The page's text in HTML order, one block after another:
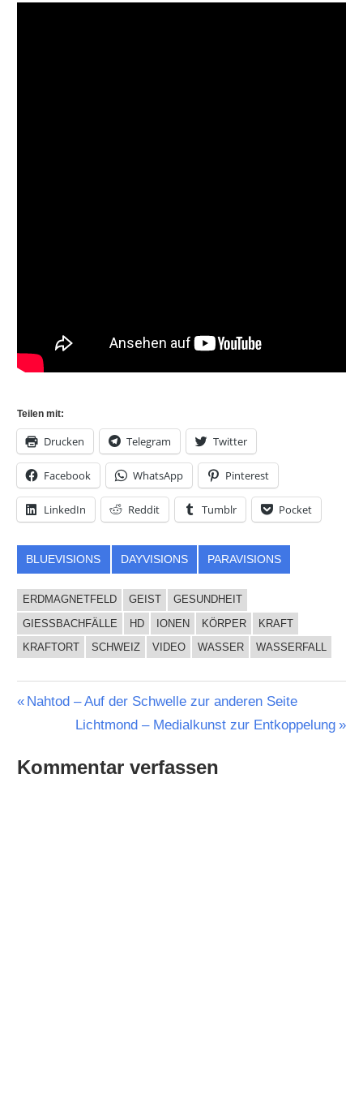
Teilen mit:
Drucken Telegram Twitter
Facebook WhatsApp Pinterest
LinkedIn Reddit Tumblr Pocket
BLUEVISIONS DAYVISIONS PARAVISIONS
ERDMAGNETFELD GEIST
GESUNDHEIT
GIESSBACHFÄLLE
HD IONEN KÖRPER
KRAFT
KRAFTORT
SCHWEIZ VIDEO WASSER WASSERFALL
Beitragsnavigation
Vorheriger
Nahtod – Auf der Schwelle zur anderen Seite
Nächster
Lichtmond – Medialkunst zur Entkoppelung
Kommentar verfassen